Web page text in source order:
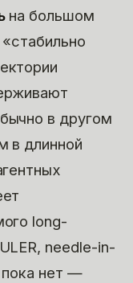
на большом
в другом
в длинной
long-
needle-in-
пока нет —